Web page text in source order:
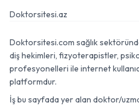
Doktorsitesi.az
Doktorsitesi.com sağlık
diş hekimleri, fizyoterapistler,
profesyonelleri ile internet
platformdur.
İş bu sayfada yer alan doktor/